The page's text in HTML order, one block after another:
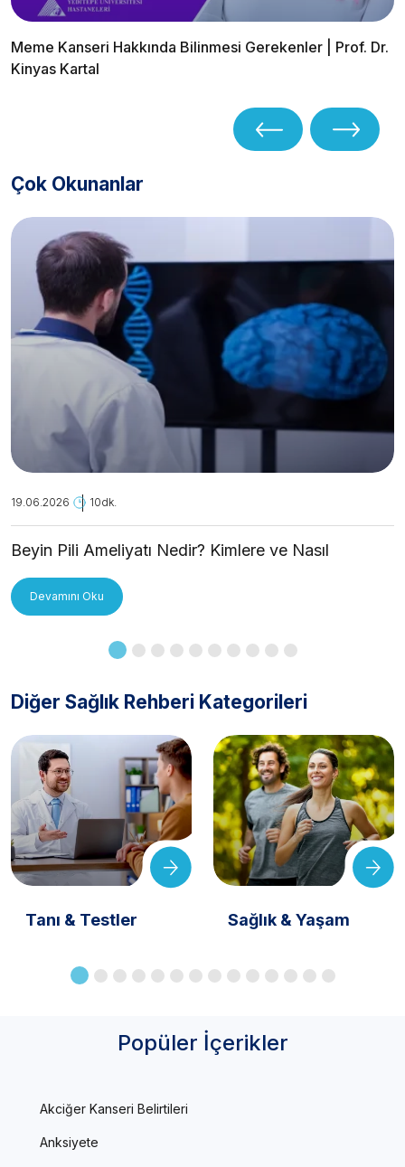
Meme Kanseri Hakkında Bilinmesi Gerekenler | Prof. Dr.
Kinyas Kartal
Çok Okunanlar
19.06.2026 10dk.
Beyin Pili Ameliyatı Nedir? Kimlere ve Nasıl
Devamını Oku
Diğer Sağlık Rehberi Kategorileri
Tanı & Testler Sağlık & Yaşam
Popüler İçerikler
Akciğer Kanseri Belirtileri
Anksiyete